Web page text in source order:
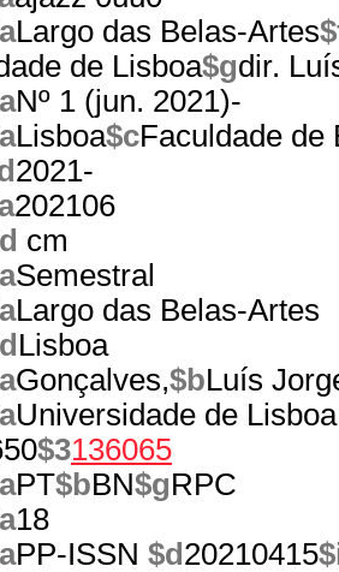
Largo das Belas-Artes
de Lisboa$gdir.
Nº 1 (jun. 2021)-
Lisboa$cFaculdade de
2021-
202106
cm
Semestral
Largo das Belas-Artes
Lisboa
Gonçalves,$bLuís
Universidade de
$3136065
PT$bBN$gRPC
18
PP-ISSN $d 20210415